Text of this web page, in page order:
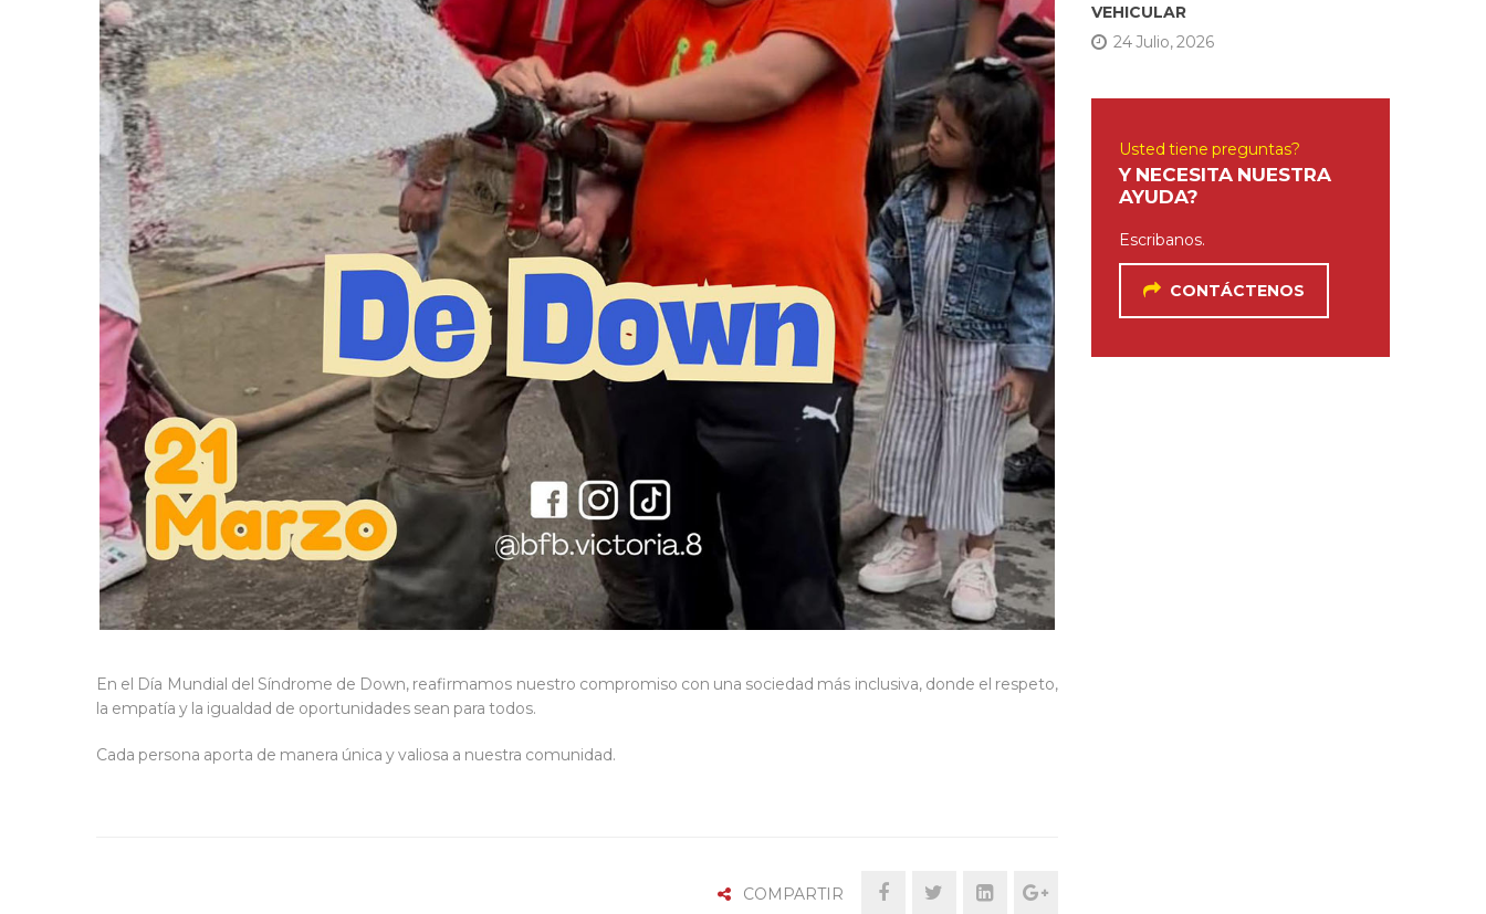
En el Día Mundial del Síndrome de Down, reafirmamos nuestro compromiso con una sociedad más inclusiva, donde el respeto,
la empatía y la igualdad de oportunidades sean para todos.
Cada persona aporta de manera única y valiosa a nuestra comunidad.
COMPARTIR
VEHICULAR
24 Julio, 2026
Usted tiene preguntas?
Y NECESITA NUESTRA
AYUDA?
Escribanos.
CONTÁCTENOS